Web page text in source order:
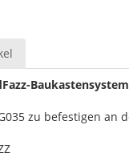
zu befestigen an